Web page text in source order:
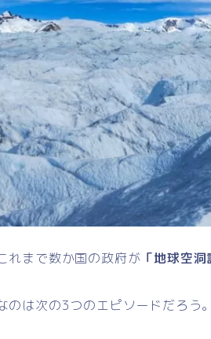
れまで数か国の政府が 「地球空洞
のは次の3つのエピソードだろう。